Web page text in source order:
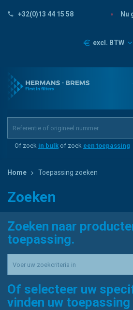
+32(0)13 44 15 58 Nu
Prijzen
excl. BTW
Of zoek in bulk of zoek een toepassing
Home Toepassing zoeken
Zoeken
Zoeken naar
toepassing.
Of selecteer uw
vinden uw toepassing